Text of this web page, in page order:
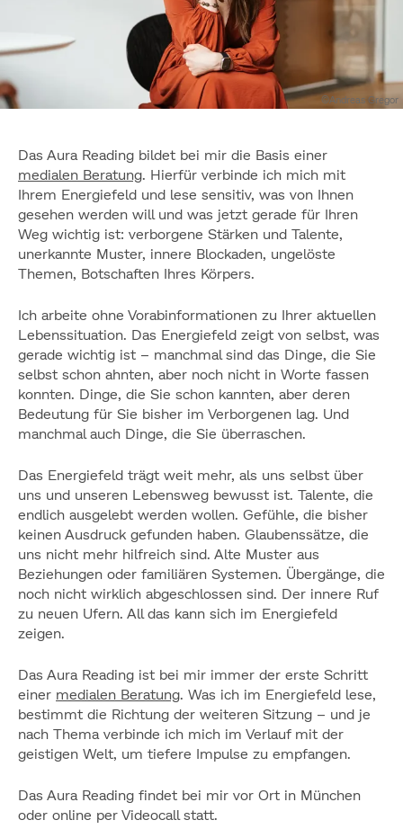
©Andreas Gregor
Das Aura Reading bildet bei mir die Basis einer
medialen Beratung. Hierfür verbinde ich mich mit
Ihrem Energiefeld und lese sensitiv, was von Ihnen
gesehen werden will und was jetzt gerade für Ihren
Weg wichtig ist: verborgene Stärken und Talente,
unerkannte Muster, innere Blockaden, ungelöste
Themen, Botschaften Ihres Körpers.
Ich arbeite ohne Vorabinformationen zu Ihrer aktuellen
Lebenssituation. Das Energiefeld zeigt von selbst, was
gerade wichtig ist – manchmal sind das Dinge, die Sie
selbst schon ahnten, aber noch nicht in Worte fassen
konnten. Dinge, die Sie schon kannten, aber deren
Bedeutung für Sie bisher im Verborgenen lag. Und
manchmal auch Dinge, die Sie überraschen.
Das Energiefeld trägt weit mehr, als uns selbst über
uns und unseren Lebensweg bewusst ist. Talente, die
endlich ausgelebt werden wollen. Gefühle, die bisher
keinen Ausdruck gefunden haben. Glaubenssätze, die
uns nicht mehr hilfreich sind. Alte Muster aus
Beziehungen oder familiären Systemen. Übergänge, die
noch nicht wirklich abgeschlossen sind. Der innere Ruf
zu neuen Ufern. All das kann sich im Energiefeld
zeigen.
Das Aura Reading ist bei mir immer der erste Schritt
einer medialen Beratung. Was ich im Energiefeld lese,
bestimmt die Richtung der weiteren Sitzung – und je
nach Thema verbinde ich mich im Verlauf mit der
geistigen Welt, um tiefere Impulse zu empfangen.
Das Aura Reading findet bei mir vor Ort in München
oder online per Videocall statt.